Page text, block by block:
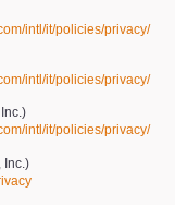
intl/it/policies/privacy/
intl/it/policies/privacy/
intl/it/policies/privacy/
Inc.)